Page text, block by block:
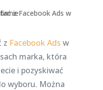
z Facebook Ads w
marka, która
i pozyskiwać
wyboru. Można